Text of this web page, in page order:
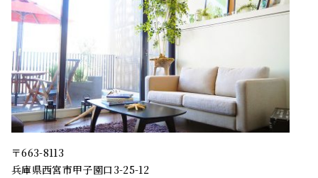
〒663-8113
兵庫県西宮市甲子園口3-25-12